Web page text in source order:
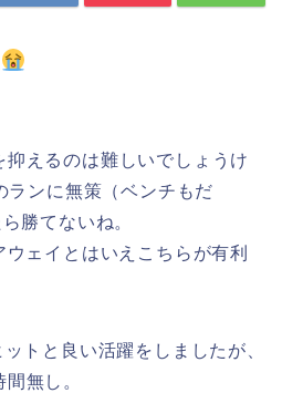
抑えるのは難しいでしょうけ
ランに無策（ベンチもだ
勝てないね。
ェイとはいえこちらが有利
トと良い活躍をしましたが、
無し。